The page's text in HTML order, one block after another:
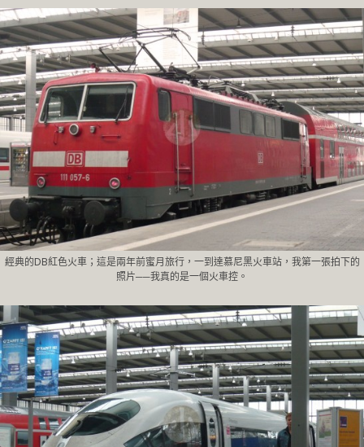
經典的DB紅色火車；這是兩年前蜜月旅行，一到達慕尼黑火車站，我第一張拍下的
照片──我真的是一個火車控。